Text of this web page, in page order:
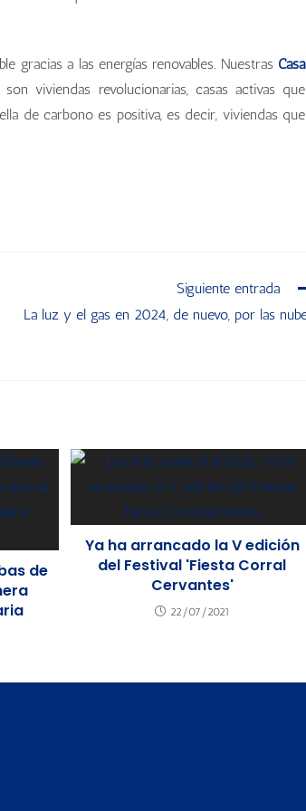
gracias a las energías renovables. Nuestras Casa
son viviendas revolucionarias, casas activas que
de carbono es positiva, es decir, viviendas que
Siguiente entrada
La luz y el gas en 2024, de nuevo, por las
de
Ya ha arrancado la V edición
del Festival 'Fiesta Corral
Cervantes'
22/07/2021